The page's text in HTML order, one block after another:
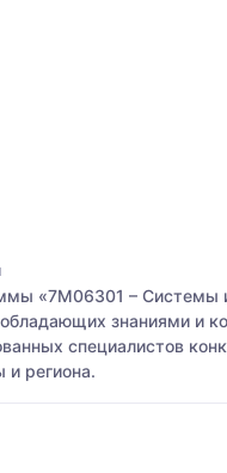
«7М06301 – Системы
знаниями и
специалистов
и региона.